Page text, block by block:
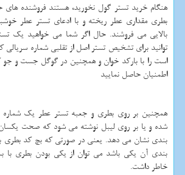
هنگام خرید تستر گول نخورید، هستند فروشنده
بطری مقداری عطر ریخته و با ادعای تستر عطر
بالایی می فروشند. حال اگر شما می خواهید یک
توانید برای تشخیص تستر اصل از تقلبی شماره سریالی
است را با بارکد خوان و همچنین در گوگل جست و جو
اطمنیان حاصل نمایید
همچنین بر روی بطری و جعبه تستر عطر یک شماره
شده و یا بر روی لیبل نوشته می شود که صحت یکسان
بندی نشان می دهد. یعنی در صورتی که بچ کد بطری
بندی آن یکی باشد می توان از یکی بودن بطری با
خاطر داشت.